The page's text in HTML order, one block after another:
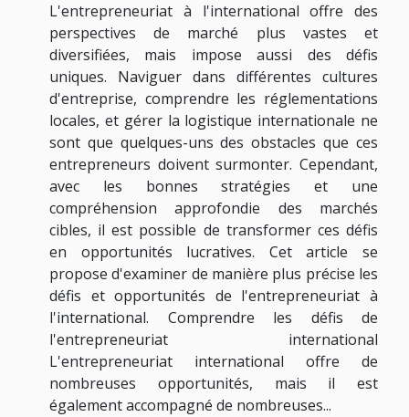
L'entrepreneuriat à l'international offre des
perspectives de marché plus vastes et
diversifiées, mais impose aussi des défis
uniques. Naviguer dans différentes cultures
d'entreprise, comprendre les réglementations
locales, et gérer la logistique internationale ne
sont que quelques-uns des obstacles que ces
entrepreneurs doivent surmonter. Cependant,
avec les bonnes stratégies et une
compréhension approfondie des marchés
cibles, il est possible de transformer ces défis
en opportunités lucratives. Cet article se
propose d'examiner de manière plus précise les
défis et opportunités de l'entrepreneuriat à
l'international. Comprendre les défis de
l'entrepreneuriat international
L'entrepreneuriat international offre de
nombreuses opportunités, mais il est
également accompagné de nombreuses...